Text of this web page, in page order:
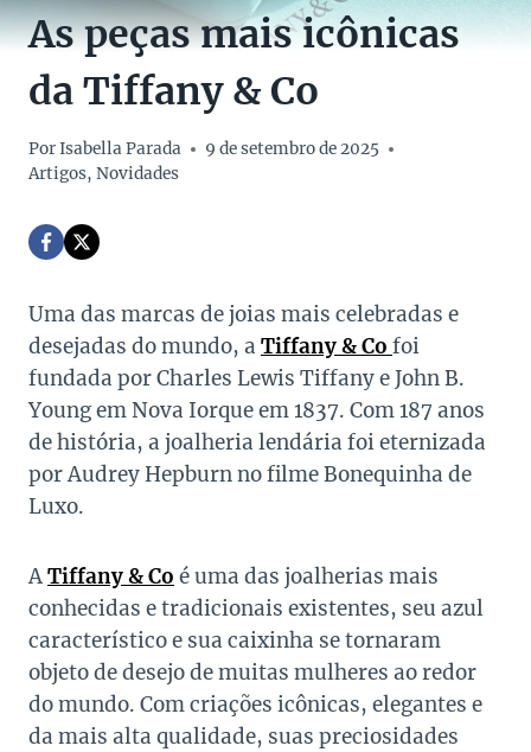
As peças mais icônicas
da Tiffany & Co
PorIsabella Parada
9 de setembro de 2025
Artigos, Novidades
Uma das marcas de joias mais celebradas e
desejadas do mundo, a Tiffany & Co foi
fundada por Charles Lewis Tiffany e John B.
Young em Nova Iorque em 1837. Com 187 anos
de história, a joalheria lendária foi eternizada
por Audrey Hepburn no filme Bonequinha de
Luxo.
ATiffany & Co é uma das joalherias mais
conhecidas e tradicionais existentes, seu azul
característico e sua caixinha se tornaram
objeto de desejo de muitas mulheres ao redor
do mundo. Com criações icônicas, elegantes e
da mais alta qualidade, suas preciosidades